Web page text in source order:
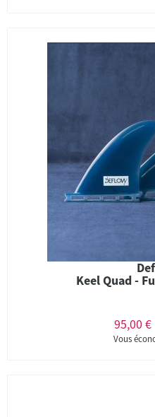
Keel Quad -
95,00 €
Vous